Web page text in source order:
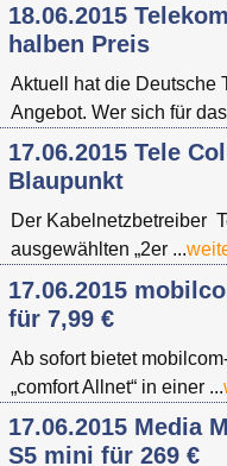
18.06.2015
halben Preis
Aktuell hat die Deutsche
Angebot. Wer sich für
17.06.2015 Tele
Blaupunkt
Der Kabelnetzbetreiber
ausgewählten „2er ...
17.06.2015
für 7,99 €
Ab sofort bietet
„comfort Allnet“ in einer ...
17.06.2015 Media
S5 mini für 269 €